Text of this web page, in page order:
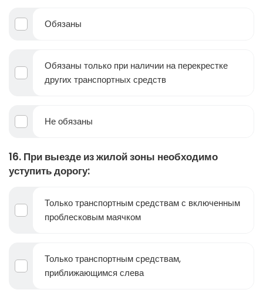
Обязаны
Обязаны только при наличии на перекрестке
других транспортных средств
Не обязаны
16. При выезде из жилой зоны необходимо
уступить дорогу:
Только транспортным средствам с включенным
проблесковым маячком
Только транспортным средствам,
приближающимся слева